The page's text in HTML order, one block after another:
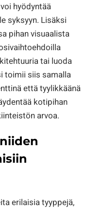
hyödyntää
syksyyn. Lisäksi
pihan visuaalista
tai luoda
toimii siis samalla
että tyylikkäänä
kotipihan
arvoa.
erilaisia tyyppejä,